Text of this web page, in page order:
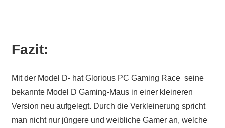
Fazit:
Mit der Model D- hat Glorious PC Gaming Race seine
bekannte Model D Gaming-Maus in einer kleineren
Version neu aufgelegt. Durch die Verkleinerung spricht
man nicht nur jüngere und weibliche Gamer an, welche